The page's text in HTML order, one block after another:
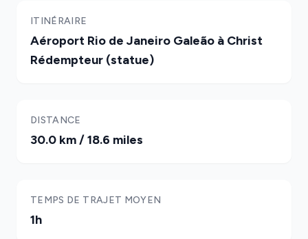
ITINÉRAIRE
Aéroport Rio de Janeiro Galeão à Christ
Rédempteur (statue)
DISTANCE
30.0 km / 18.6 miles
TEMPS DE TRAJET MOYEN
1h